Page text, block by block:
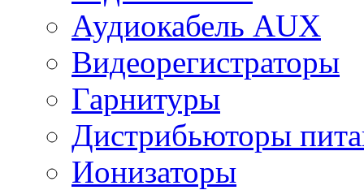
Аудиокабель AUX
Видеорегистраторы
Гарнитуры
Дистрибьюторы
Ионизаторы